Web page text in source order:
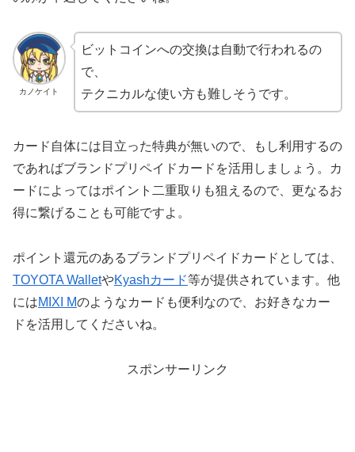
カノケイト
ビットコインへの交換は自動で行われるの
で、
テクニカルな使い方も難しそうです。
カード自体には目立った特典が無いので、もし利用するの
であればブランドプリペイドカードを活用しましょう。カ
ードによってはポイント二重取りも狙えるので、更なるお
得に繋げることも可能ですよ。
ポイント還元のあるブランドプリペイドカードとしては、
TOYOTA WalletやKyashカード等が提供されています。他
にはMIXI Mのようなカードも便利なので、お好きなカー
ドを活用してくださいね。
スポンサーリンク